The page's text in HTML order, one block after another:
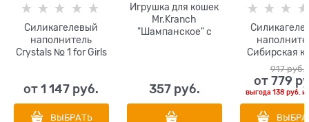
Силикагелевый
наполнитель
Crystals № 1 for Girls
от1 147 руб.
ВЫБРАТЬ
Игрушка для кошек
Mr.Kranch
"Шампанское" с
357 руб.
Сибирская
Элитный
917 руб.
от 779
выгода138 руб.